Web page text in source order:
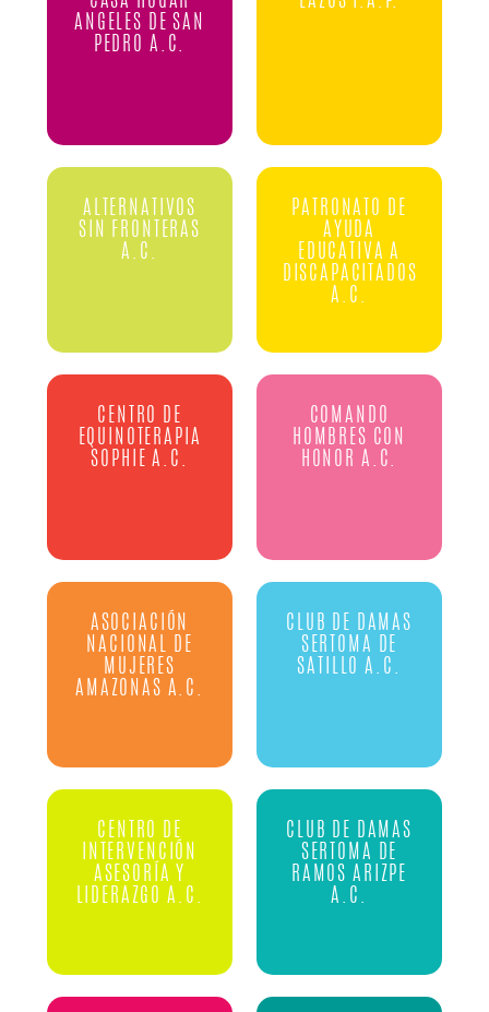
ANGELES DE SAN
PEDRO A.C.
ALTERNATIVOS
SIN FRONTERAS
A.C.
PATRONATO DE
AYUDA
EDUCATIVA A
DISCAPACITADOS
A.C.
CENTRO DE
EQUINOTERAPIA
SOPHIE A.C.
COMANDO
HOMBRES CON
HONOR A.C.
ASOCIACIÓN
NACIONAL DE
MUJERES
AMAZONAS A.C.
CLUB DE DAMAS
SERTOMA DE
SATILLO A.C.
CENTRO DE
INTERVENCIÓN
ASESORÍA Y
LIDERAZGO A.C.
CLUB DE DAMAS
SERTOMA DE
RAMOS ARIZPE
A.C.